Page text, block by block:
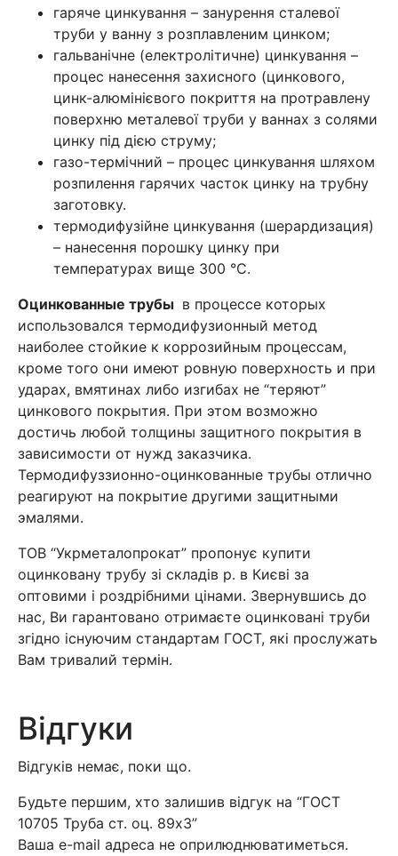
гаряче цинкування – занурення сталевої
труби у ванну з розплавленим цинком;
гальванічне (електролітичне) цинкування –
процес нанесення захисного (цинкового,
цинк-алюмінієвого покриття на протравлену
поверхню металевої труби у ваннах з солями
цинку під дією струму;
газо-термічний – процес цинкування шляхом
розпилення гарячих часток цинку на трубну
заготовку.
термодифузійне цинкування (шерардизация)
– нанесення порошку цинку при
температурах вище 300 °C.
Оцинкованные трубы в процессе которых
использовался термодифузионный метод
наиболее стойкие к коррозийным процессам,
кроме того они имеют ровную поверхность и при
ударах, вмятинах либо изгибах не “теряют”
цинкового покрытия. При этом возможно
достичь любой толщины защитного покрытия в
зависимости от нужд заказчика.
Термодифуззионно-оцинкованные трубы отлично
реагируют на покрытие другими защитными
эмалями.
ТОВ “Укрметалопрокат” пропонує купити
оцинковану трубу зі складів р. в Києві за
оптовими і роздрібними цінами. Звернувшись до
нас, Ви гарантовано отримаєте оцинковані труби
згідно існуючим стандартам ГОСТ, які прослужать
Вам тривалий термін.
Відгуки
Відгуків немає, поки що.
Будьте першим, хто залишив відгук на “ГОСТ
10705 Труба ст. оц. 89х3”
Ваша e-mail адреса не оприлюднюватиметься.